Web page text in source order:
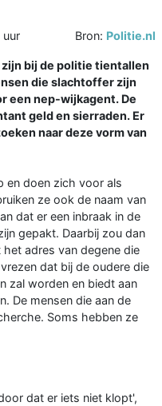
uur Bron: Politie.nl
zijn bij de politie tientallen
die slachtoffer zijn
een nep-wijkagent. De
geld en sierraden. Er
naar deze vorm van
en doen zich voor als
ze ook de naam van
dat er een inbraak in de
gepakt. Daarbij zou dan
adres van degene die
dat bij de oudere die
zal worden en biedt aan
De mensen die aan de
Soms hebben ze
dat er iets niet klopt',